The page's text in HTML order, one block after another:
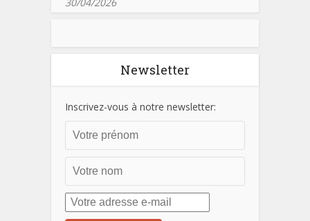
Newsletter
Inscrivez-vous à notre newsletter: